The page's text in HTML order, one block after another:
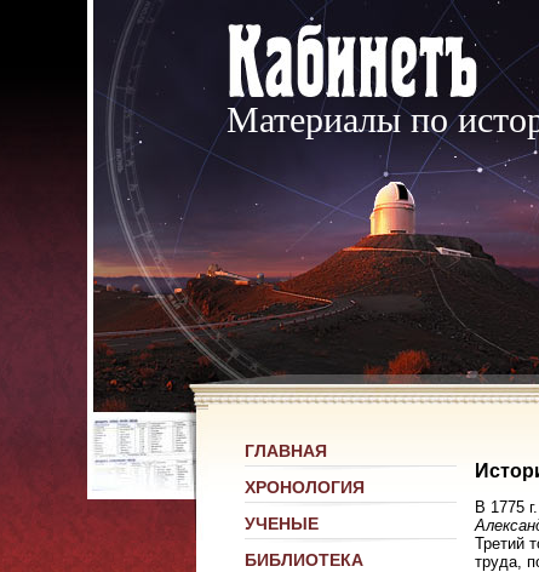
Материалы по
ГЛАВНАЯ
ХРОНОЛОГИЯ
УЧЕНЫЕ
БИБЛИОТЕКА
В 1775
Третий
труда,